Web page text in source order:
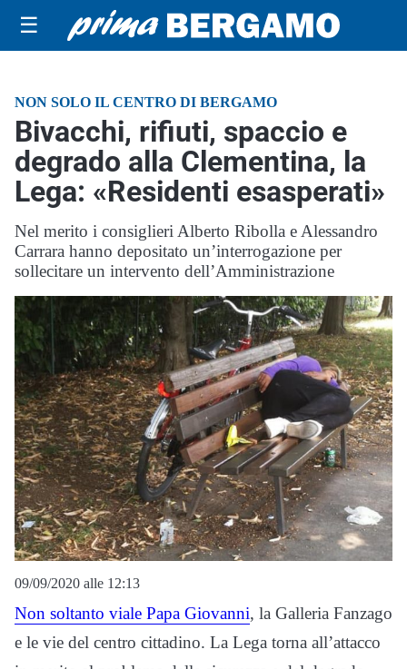
☰
NON SOLO IL CENTRO DI BERGAMO
Bivacchi, rifiuti, spaccio e
degrado alla Clementina, la
Lega: «Residenti esasperati»
Nel merito i consiglieri Alberto Ribolla e Alessandro
Carrara hanno depositato un’interrogazione per
sollecitare un intervento dell’Amministrazione
09/09/2020 alle 12:13
Non soltanto viale Papa Giovanni, la Galleria Fanzago
e le vie del centro cittadino. La Lega torna all’attacco